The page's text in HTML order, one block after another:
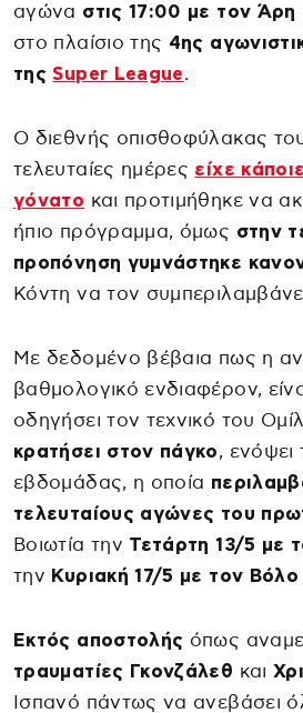
αγώνα στις 17:00 με τον
στο πλαίσιο της 4ης
τηςSuper League.
Ο διεθνής οπισθοφύλακας
τελευταίες ημέρες είχε
γόνατο και προτιμήθηκε να
ήπιο πρόγραμμα, όμως στην
προπόνηση γυμνάστηκε
Κόντη να τον
Με δεδομένο βέβαια πως η
βαθμολογικό ενδιαφέρον,
οδηγήσει τον τεχνικό του
κρατήσει στον πάγκο, ενόψει
εβδομάδας, η οποία
τελευταίους αγώνες του
Βοιωτία την Τετάρτη 13/5 με
την Κυριακή 17/5 με τον Βόλο
Εκτός αποστολής όπως
τραυματίες Γκονζάλεθ και
Ισπανό πάντως να ανεβάσει